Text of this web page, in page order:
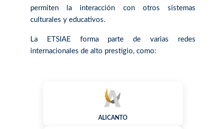
permiten la interacción con otros sistemas
culturales y educativos.
La ETSIAE forma parte de varias redes
internacionales de alto prestigio, como:
ALICANTO